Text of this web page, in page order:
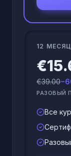
12
€39.00
РАЗОВЫЙ
Все